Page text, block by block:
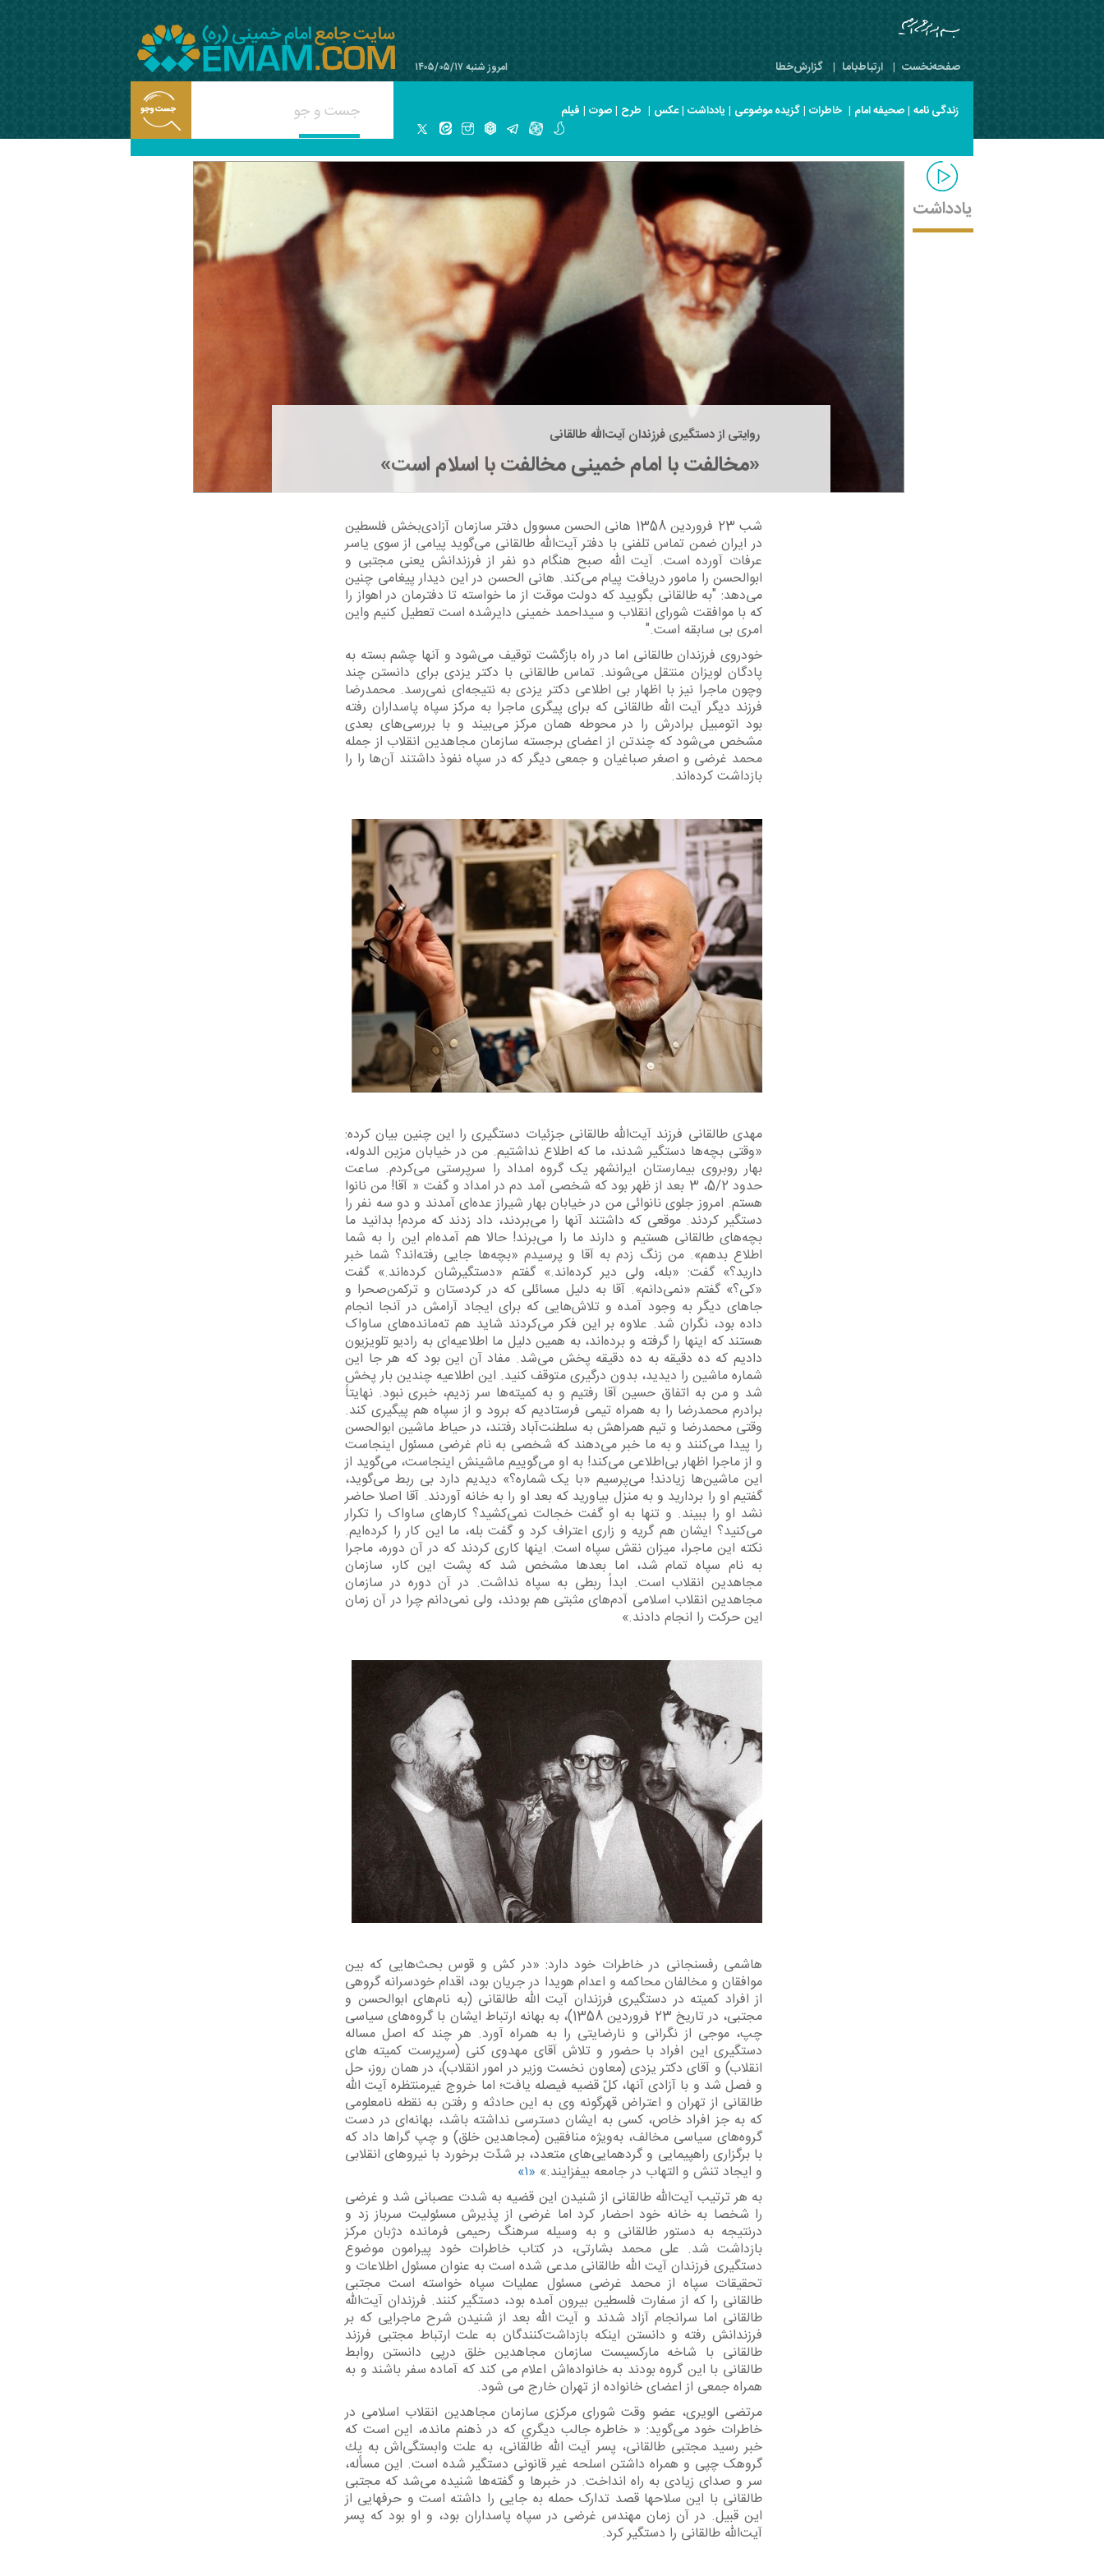
صفحه‌نخست | ارتباط‌با‌ما | گزارش‌خطا امروز شنبه ۱۴۰۵/۰۵/۱۷
زندگی نامه |صحیفه امام | خاطرات |گزیده موضوعی | یادداشت |عکس | طرح |صوت | فیلم
یادداشت
روایتی از دستگیری فرزندان آیت‌الله طالقانی
«مخالفت با امام خمینی مخالفت با اسلام است»
شب 23 فروردین 1358 هانی الحسن مسوول دفتر سازمان آزادی‌بخش فلسطین
در ایران ضمن تماس تلفنی با دفتر آیت‌الله طالقانی می‌گوید پیامی از سوی یاسر
عرفات آورده است. آیت الله صبح هنگام دو نفر از فرزندانش یعنی مجتبی و
ابوالحسن را مامور دریافت پیام می‌کند. هانی الحسن در این دیدار پیغامی چنین
می‌دهد: "به طالقانی بگویید که دولت موقت از ما خواسته تا دفترمان در اهواز را
که با موافقت شورای انقلاب و سیداحمد خمینی دایرشده است تعطیل کنیم واین
امری بی سابقه است."
خودروی فرزندان طالقانی اما در راه بازگشت توقیف می‌شود و آنها چشم بسته به
پادگان لویزان منتقل می‌شوند. تماس طالقانی با دکتر یزدی برای دانستن چند
وچون ماجرا نیز با اظهار بی اطلاعی دکتر یزدی به نتیجه‌ای نمی‌رسد. محمدرضا
فرزند دیگر آیت الله طالقانی که برای پیگری ماجرا به مرکز سپاه پاسداران رفته
بود اتومبیل برادرش را در محوطه همان مرکز می‌بیند و با بررسی‌های بعدی
مشخص می‌شود که چندتن از اعضای برجسته سازمان مجاهدین انقلاب از جمله
محمد غرضی و اصغر صباغیان و جمعی دیگر که در سپاه نفوذ داشتند آن‌ها را را
بازداشت کرده‌اند.
مهدی طالقانی فرزند آیت‌الله طالقانی جزئیات دستگیری را این چنین بیان کرده:
«وقتی بچه‌ها دستگیر شدند، ما که اطلاع نداشتیم. من در خیابان مزین الدوله،
بهار روبروی بیمارستان ایرانشهر یک گروه امداد را سرپرستی می‌کردم. ساعت
حدود 5/2، 3 بعد از ظهر بود که شخصی آمد دم در امداد و گفت « آقا! من نانوا
هستم. امروز جلوی نانوائی من در خیابان بهار شیراز عده‌ای آمدند و دو سه نفر را
دستگیر کردند. موقعی که داشتند آنها را می‌بردند، داد زدند که مردم! بدانید ما
بچه‌های طالقانی هستیم و دارند ما را می‌برند! حالا هم آمده‌ام این را به شما
اطلاع بدهم». من زنگ زدم به آقا و پرسیدم «بچه‌ها جایی رفته‌اند؟ شما خبر
دارید؟» گفت: «بله، ولی دیر کرده‌اند.» گفتم «دستگیرشان کرده‌اند.» گفت
«کی؟» گفتم «نمی‌دانم». آقا به دلیل مسائلی که در کردستان و ترکمن‌صحرا و
جاهای دیگر به وجود آمده و تلاش‌هایی که برای ایجاد آرامش در آنجا انجام
داده بود، نگران شد. علاوه بر این فکر می‌کردند شاید هم ته‌مانده‌های ساواک
هستند که اینها را گرفته و برده‌اند، به همین دلیل ما اطلاعیه‌ای به رادیو تلویزیون
دادیم که ده دقیقه به ده دقیقه پخش می‌شد. مفاد آن این بود که هر جا این
شماره ماشین را دیدید، بدون درگیری متوقف کنید. این اطلاعیه چندین بار پخش
شد و من به اتفاق حسین آقا رفتیم و به کمیته‌ها سر زدیم، خبری نبود. نهایتاً
برادرم محمدرضا را به همراه تیمی فرستادیم که برود و از سپاه هم پیگیری کند.
وقتی محمدرضا و تیم همراهش به سلطنت‌آباد رفتند، در حیاط ماشین ابوالحسن
را پیدا می‌کنند و به ما خبر می‌دهند که شخصی به نام غرضی مسئول اینجاست
و از ماجرا اظهار بی‌اطلاعی می‌کند! به او می‌گوییم ماشینش اینجاست، می‌گوید از
این ماشین‌ها زیادند! می‌پرسیم «با یک شماره؟» دیدیم دارد بی ربط می‌گوید،
گفتیم او را بردارید و به منزل بیاورید که بعد او را به خانه آوردند. آقا اصلا حاضر
نشد او را ببیند. و تنها به او گفت خجالت نمی‌کشید؟ کارهای ساواک را تکرار
می‌کنید؟ ایشان هم گریه و زاری اعتراف کرد و گفت بله، ما این کار را کرده‌ایم.
نکته این ماجرا، میزان نقش سپاه است. اینها کاری کردند که در آن دوره، ماجرا
به نام سپاه تمام شد، اما بعدها مشخص شد که پشت این کار، سازمان
مجاهدین انقلاب است. ابداً ربطی به سپاه نداشت. در آن دوره در سازمان
مجاهدین انقلاب اسلامی آدم‌های مثبتی هم بودند، ولی نمی‌دانم چرا در آن زمان
این حرکت را انجام دادند.»
هاشمی رفسنجانی در خاطرات خود دارد: «‏‏در کش و قوس بحث‌هایی که بین
موافقان و مخالفان محاکمه و اعدام هویدا در جریان‏‎ ‎‏بود، اقدام خودسرانه گروهی
از افراد کمیته در دستگیری فرزندان آیت اللّه طالقانی (به نام‌های ابوالحسن و
مجتبی، در تاریخ 23 فروردین 1358)، به بهانه ارتباط ایشان با‏‎ ‎‏گروه‌های سیاسی
چپ، موجی از نگرانی و نارضایتی را به همراه آورد. هر چند که اصل‏‎ ‎‏مساله
‎‏انقلاب) و آقای دکتر یزدی (معاون نخست وزیر در امور انقلاب)، در همان روز، حل
و‏‎ ‎‏فصل شد و با آزادی آنها، کلّ قضیه فیصله یافت؛ اما خروج غیرمنتظره آیت اللّه
طالقانی از‏‎ ‎‏تهران و اعتراض قهرگونه وی به این حادثه و رفتن به نقطه نامعلومی
که به جز افراد‏‎ ‎‏خاص، کسی به ایشان دسترسی نداشته باشد، بهانه‌ای در دست
گروه‌های سیاسی‏‎ ‎‏مخالف، به‌ویژه منافقین (مجاهدین خلق) و چپ گراها داد که
با برگزاری راهپیمایی و‏‎ ‎‏گردهمایی‌های متعدد، بر شدّت برخورد با نیروهای انقلابی
و ایجاد تنش و التهاب در‏‎ ‎‏جامعه بیفزایند.‏»
«۱»
به هر ترتیب آیت‌الله طالقانی از شنیدن این قضیه به شدت عصبانی شد و غرضی
را شخصا به خانه خود احضار کرد اما غرضی از پذیرش مسئولیت سرباز زد و
درنتیجه به دستور طالقانی و به وسیله سرهنگ رحیمی فرمانده دژبان مرکز
بازداشت شد. علی محمد بشارتی، در کتاب خاطرات خود پیرامون موضوع
دستگیری فرزندان آیت الله طالقانی مدعی شده است به عنوان مسئول اطلاعات و
تحقیقات سپاه از محمد غرضی مسئول عملیات سپاه خواسته است مجتبی
طالقانی را که از سفارت فلسطین بیرون آمده بود، دستگیر کنند. فرزندان آیت‌الله
طالقانی اما سرانجام آزاد شدند و آیت الله بعد از شنیدن شرح ماجرایی که بر
فرزندانش رفته و دانستن اینکه بازداشت‌کنندگان به علت ارتباط مجتبی فرزند
طالقانی با شاخه مارکسیست سازمان مجاهدین خلق درپی دانستن روابط
طالقانی با این گروه بودند به خانواده‌اش اعلام می کند که آماده سفر باشند و به
همراه جمعی از اعضای خانواده از تهران خارج می شود.
مرتضی الویری، عضو وقت شورای مرکزی سازمان مجاهدین انقلاب اسلامی در
خاطرات خود می‌گوید: « ﺧﺎﻃﺮه ﺟﺎﻟﺐ ﺩﻳﮕﺮﻱ ﻛﻪ ﺩﺭ ﺫﻫﻨﻢ ﻣﺎﻧﺪﻩ، ﺍﻳﻦ ﺍﺳﺖ ﻛﻪ
ﺧﺒﺮ ﺭﺳﻴﺪ مجتبی طالقانی، ﭘﺴﺮ ﺁﻳﺖ ﺍﷲ ﻃﺎﻟﻘﺎنی، ﺑﻪ ﻋﻠﺖ ﻭﺍبستگیﺍﺵ ﺑﻪ ﻳﻚ
ﮔﺮﻭهک چپی ﻭ ﻫﻤﺮﺍﻩ ﺩﺍﺷﺘﻦ ﺍﺳﻠﺤﻪ ﻏﻴﺮ ﻗﺎﻧﻮنی ﺩﺳﺘﮕﻴﺮ ﺷﺪﻩ ﺍﺳﺖ. ﺍﻳﻦ ﻣﺴﺄﻟﻪ،
ﺳﺮ ﻭ ﺻﺪﺍی ﺯﻳﺎﺩی ﺑﻪ ﺭﺍﻩ ﺍﻧﺪﺍﺧﺖ. ﺩﺭ ﺧﺒﺮﻫﺎ ﻭ ﮔﻔﺘﻪ‌ﻫﺎ ﺷﻨﻴﺪﻩ میﺷﺪ ﻛﻪ مجتبی
طالقانی ﺑﺎ ﺍﻳﻦ ﺳﻼﺣﻬﺎ ﻗﺼﺪ ﺗﺪﺍﺭک ﺣﻤﻠﻪ ﺑه ﺟﺎیی ﺭﺍ ﺩﺍﺷﺘﻪ ﺍﺳﺖ ﻭ ﺣﺮﻓﻬﺎیی ﺍﺯ
ﺍﻳﻦ ﻗﺒﻴﻞ. ﺩﺭ ﺁﻥ ﺯﻣﺎﻥ ﻣﻬﻨﺪﺱ ﻏﺮضی ﺩﺭ ﺳﭙﺎﻩ ﭘﺎﺳﺪﺍﺭﺍﻥ ﺑﻮﺩ، ﻭ ﺍﻭ ﺑﻮﺩ ﻛﻪ ﭘﺴﺮ
ﺁﻳﺖﺍﷲ ﻃﺎﻟﻘﺎنی ﺭﺍ ﺩﺳﺘﮕﻴﺮ ﻛﺮﺩ.